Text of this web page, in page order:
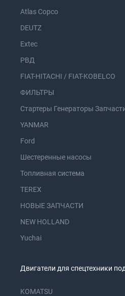
Atlas Copco
DEUTZ
Extec
РВД
FIAT-HITACHI / FIAT-KOBELCO
ФИЛЬТРЫ
Стартеры Генераторы
YANMAR
Ford
Шестеренные насосы
Топливная система
TEREX
НОВЫЕ ЗАПЧАСТИ
NEW HOLLAND
Yuchai
Двигатели для спецтехники
KOMATSU